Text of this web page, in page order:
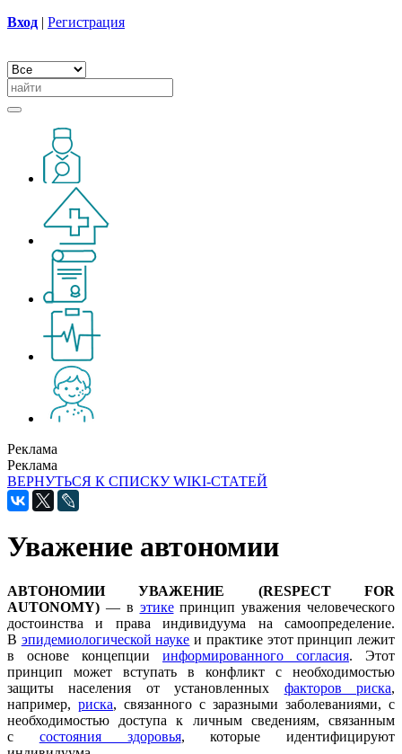
Вход | Регистрация
Реклама
Реклама
ВЕРНУТЬСЯ К СПИСКУ WIKI-СТАТЕЙ
Уважение автономии
АВТОНОМИИ УВАЖЕНИЕ (RESPECT FOR
AUTONOMY) — в этикепринцип уважения человеческого
достоинства и права индивидуума на самоопределение.
В эпидемиологической науке и практике этот принцип лежит
в основе концепции информированного согласия. Этот
принцип может вступать в конфликт с необходимостью
защиты населения от установленных факторов риска,
например, риска, связанного с заразными заболеваниями, с
необходимостью доступа к личным сведениям, связанным
с состояния здоровья, которые идентифицируют